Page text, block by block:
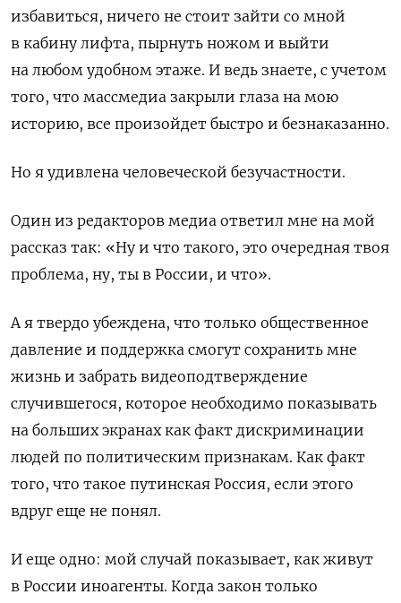
избавиться, ничего не стоит зайти со мной
в кабину лифта, пырнуть ножом и выйти
на любом удобном этаже. И ведь знаете, с учетом
того, что массмедиа закрыли глаза на мою
историю, все произойдет быстро и безнаказанно.
Но я удивлена человеческой безучастности.
Один из редакторов медиа ответил мне на мой
рассказ так: «Ну и что такого, это очередная твоя
проблема, ну, ты в России, и что».
А я твердо убеждена, что только общественное
давление и поддержка смогут сохранить мне
жизнь и забрать видеоподтверждение
случившегося, которое необходимо показывать
на больших экранах как факт дискриминации
людей по политическим признакам. Как факт
того, что такое путинская Россия, если этого
вдруг еще не понял.
И еще одно: мой случай показывает, как живут
в России иноагенты. Когда закон только